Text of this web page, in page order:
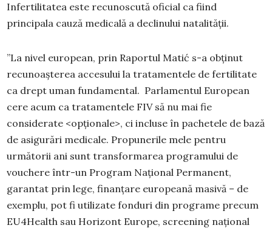
Infertilitatea este recunoscută oficial ca fiind
principala cauză medicală a declinului natalității.
”La nivel european, prin Raportul Matić s-a obținut
recunoașterea accesului la tratamentele de fertilitate
ca drept uman fundamental. Parlamentul European
cere acum ca tratamentele FIV să nu mai fie
considerate <opționale>, ci incluse în pachetele de bază
de asigurări medicale. Propunerile mele pentru
următorii ani sunt transformarea programului de
vouchere într-un Program Național Permanent,
garantat prin lege, finanțare europeană masivă – de
exemplu, pot fi utilizate fonduri din programe precum
EU4Health sau Horizont Europe, screening național